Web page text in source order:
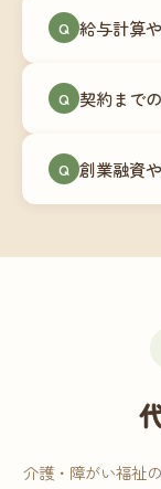
での変更
供してい
します。
Q 給与計算
怠集計あ
す。人数
Q 契約まで
（30〜
→ ③お見
談から契
Q 創業融資
介護・障がい福祉